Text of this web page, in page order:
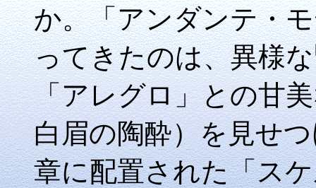
か。「アンダンテ・
ってきたのは、異様
「アレグロ」との甘
白眉の陶酔）を見せ
章に配置された「ス